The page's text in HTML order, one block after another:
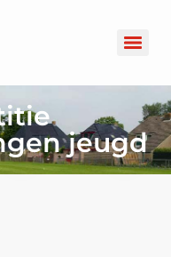
jeugd